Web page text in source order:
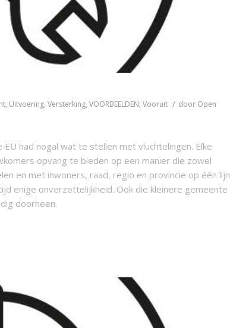
, Uitvoering, Versterking, VOORBEELDEN, Vooruit / door Open
had nogal wat te stellen met vluchtelingen. Elke
opvang te bieden op een manier die zowel
en met inwoners, raad, regio en provincie op één lijn
enige onverzettelijkheid. Ook die kleinere gemeente
doorheen.